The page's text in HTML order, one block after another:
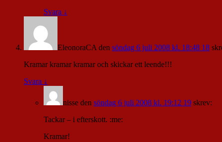
Svara ↓
EleonoraCA den söndag 6 juli 2008 kl. 18:48 18
Kramar kramar kramar och skickar ett leende!!!
Svara ↓
nisse den söndag 6 juli 2008 kl. 19:12 19 skrev:
Tackar – i efterskott. :me:
Kramar!